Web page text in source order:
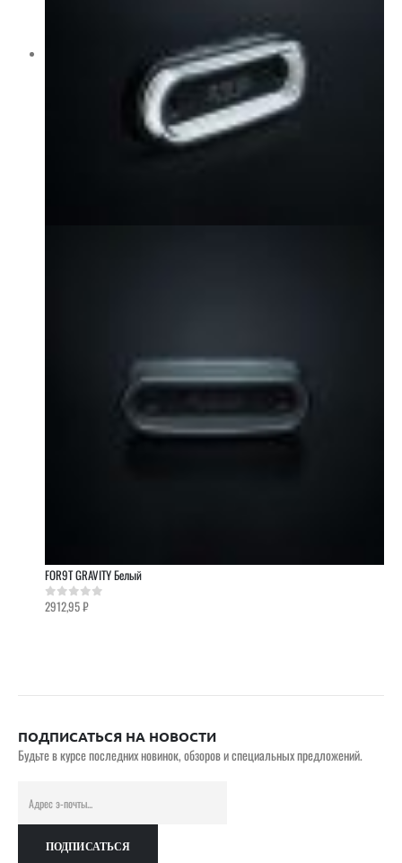
FOR9T GRAVITY Белый
0out of 5
2912,95₽
ПОДПИСАТЬСЯ НА НОВОСТИ
Будьте в курсе последних новинок, обзоров и специальных предложений.